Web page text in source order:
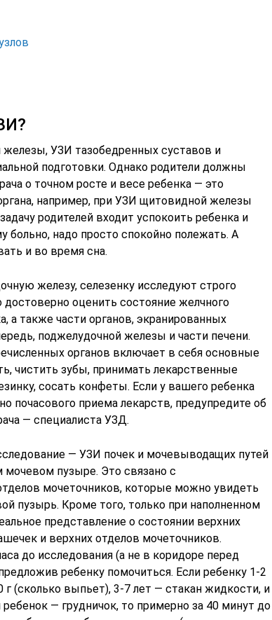
УЗИ тазобедренных суставов и
подготовки. Однако родители должны
о точном росте и весе ребенка — это
например, при УЗИ щитовидной железы
родителей входит успокоить ребенка и
больно, надо просто спокойно полежать. А
и во время сна.
железу, селезенку исследуют строго
оценить состояние желчного
а также части органов, экранированных
поджелудочной железы и части печени.
органов включает в себя основные
чистить зубы, принимать лекарственные
сосать конфеты. Если у вашего ребенка
почасового приема лекарств, предупредите об
— специалиста УЗД.
— УЗИ почек и мочевыводащих путей
пузыре. Это связано с
мочеточников, которые можно увидеть
пузырь. Кроме того, только при наполненном
представление о состоянии верхних
и верхних отделов мочеточников.
до исследования (а не в коридоре перед
ребенку помочиться. Если ребенку 1-2
(сколько выпьет), 3-7 лет — стакан жидкости, и
— грудничок, то примерно за 40 минут до